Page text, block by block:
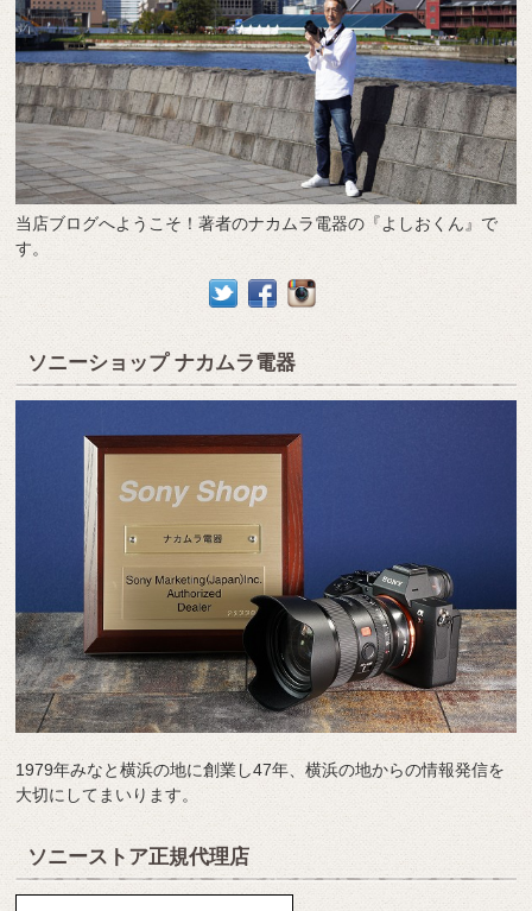
当店ブログへようこそ！著者のナカムラ電器の『よしおくん』で
す。
ソニーショップ ナカムラ電器
1979年みなと横浜の地に創業し47年、横浜の地からの情報発信を
大切にしてまいります。
ソニーストア正規代理店